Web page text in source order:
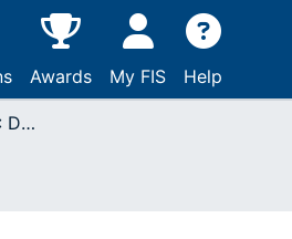
Awards My FIS Help
Lebendige Geschicht : Die Geschichtswissenschaften sind in Bamberg lebendiger denn je